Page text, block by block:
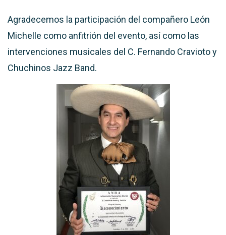
Agradecemos la participación del compañero León
Michelle como anfitrión del evento, así como las
intervenciones musicales del C. Fernando Cravioto y
Chuchinos Jazz Band.